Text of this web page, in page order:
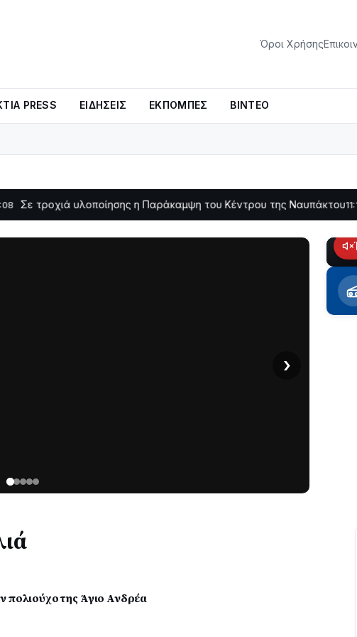
Όροι Χρήσης
PRESS ΕΙΔΉΣΕΙΣ ΕΚΠΟΜΠΈΣ ΒΊΝΤΕΟ
υλοποίησης η Παράκαμψη του Κέντρου της Ναυπάκτου11:11 Σε
›
πολιούχο της Άγιο Ανδρέα